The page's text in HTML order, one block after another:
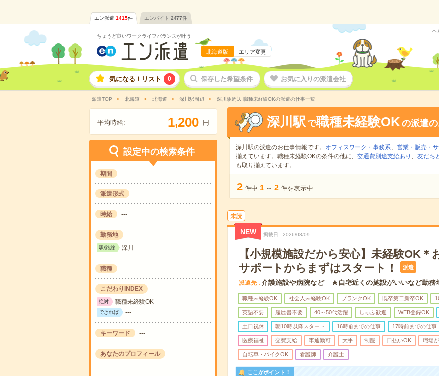
エン派遣 1415件 エンバイト 2477件
ちょうど良いワークライフバランスが叶う
北海道版 エリア変更
ヘ
気になる！リスト 0 保存した希望条件 お気に入りの派遣会社
派遣TOP 北海道 北海道 深川駅周辺 深川駅周辺 職種未経験OKの派遣の仕事一覧
平均時給: 1,200 円
設定中の検索条件
期間 ---
派遣形式 ---
時給 ---
勤務地
駅/路線 深川
職種 ---
こだわりINDEX
絶対 職種未経験OK
できれば ---
キーワード ---
あなたのプロフィール
---
深川駅 で職種未経験OKの派遣
深川駅の派遣のお仕事情報です。 オフィスワーク・事務系、 営業・販売・
揃えています。職種未経験OKの条件の他に、 交通費別途支給あり 、 友だち
も取り揃えています。
2 件中 1 ～ 2 件を表示中
未読
NEW 掲載日 2026/08/09
【小規模施設だから安心】未経験OK＊
サポートからまずはスタート！
派遣
派遣先 介護施設や病院など ★自宅近くの施設がいいなど勤務
職種未経験OK 社会人未経験OK ブランクOK 既卒第二新卒OK
英語不要 履歴書不要 40～50代活躍 しゅふ歓迎 WEB登録OK
土日祝休 朝10時以降スタート 16時前までの仕事 17時前までの仕事
医療福祉 交費支給 車通勤可 大手 制服 日払いOK 職場
自転車・バイクOK 看護師 介護士
ここがポイント！